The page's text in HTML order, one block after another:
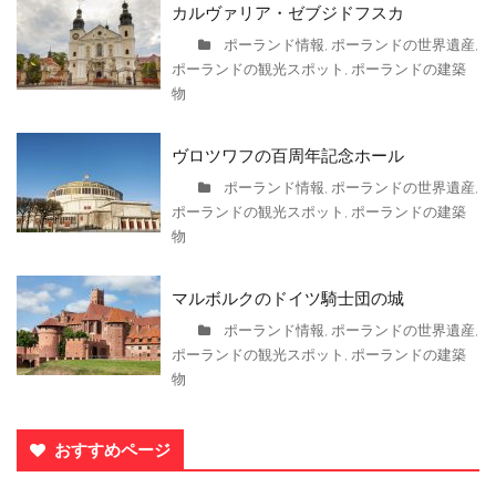
カルヴァリア・ゼブジドフスカ
ポーランド情報, ポーランドの世界遺産,
ポーランドの観光スポット , ポーランドの建築
物
ヴロツワフの百周年記念ホール
ポーランド情報, ポーランドの世界遺産,
ポーランドの観光スポット , ポーランドの建築
物
マルボルクのドイツ騎士団の城
ポーランド情報, ポーランドの世界遺産,
ポーランドの観光スポット , ポーランドの建築
物
おすすめページ